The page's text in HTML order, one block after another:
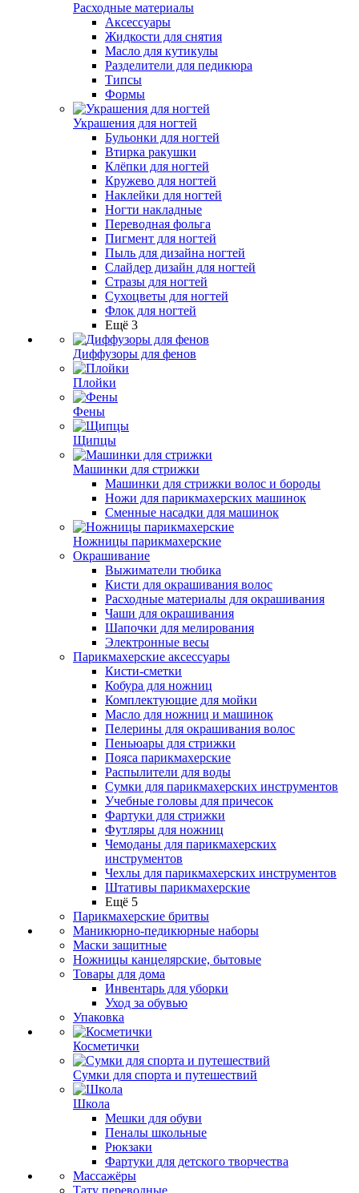
Расходные материалы
Аксессуары
Жидкости для снятия
Масло для кутикулы
Разделители для педикюра
Типсы
Формы
Украшения для ногтей
Бульонки для ногтей
Втирка ракушки
Клёпки для ногтей
Кружево для ногтей
Наклейки для ногтей
Ногти накладные
Переводная фольга
Пигмент для ногтей
Пыль для дизайна ногтей
Слайдер дизайн для ногтей
Стразы для ногтей
Сухоцветы для ногтей
Флок для ногтей
Ещё 3
Диффузоры для фенов
Плойки
Фены
Щипцы
Машинки для стрижки
Машинки для стрижки волос и бороды
Ножи для парикмахерских машинок
Сменные насадки для машинок
Ножницы парикмахерские
Окрашивание
Выжиматели тюбика
Кисти для окрашивания волос
Расходные материалы для окрашивания
Чаши для окрашивания
Шапочки для мелирования
Электронные весы
Парикмахерские аксессуары
Кисти-сметки
Кобура для ножниц
Комплектующие для мойки
Масло для ножниц и машинок
Пелерины для окрашивания волос
Пеньюары для стрижки
Пояса парикмахерские
Распылители для воды
Сумки для парикмахерских инструментов
Учебные головы для причесок
Фартуки для стрижки
Футляры для ножниц
Чемоданы для парикмахерских
инструментов
Чехлы для парикмахерских инструментов
Штативы парикмахерские
Ещё 5
Парикмахерские бритвы
Маникюрно-педикюрные наборы
Маски защитные
Ножницы канцелярские, бытовые
Товары для дома
Инвентарь для уборки
Уход за обувью
Упаковка
Косметички
Сумки для спорта и путешествий
Школа
Мешки для обуви
Пеналы школьные
Рюкзаки
Фартуки для детского творчества
Массажёры
Тату переводные